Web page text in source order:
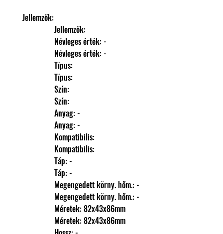
Jellemzők:
                Jellemzők:
                Névleges érték: -
                Névleges érték: -
                Típus:
                Típus:
                Szín:
                Szín:
                Anyag: -
                Anyag: -
                Kompatibilis:
                Kompatibilis:
                Táp: -
                Táp: -
                Megengedett körny. hőm.: -
                Megengedett körny. hőm.: -
                Méretek: 82x43x86mm
                Méretek: 82x43x86mm